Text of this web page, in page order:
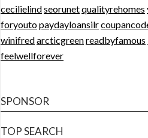
cecilielindseorunetqualityrehomes
foryoutopaydayloansilr
winifredarcticgreenreadbyfamous
feelwellforever
SPONSOR
TOP SEARCH